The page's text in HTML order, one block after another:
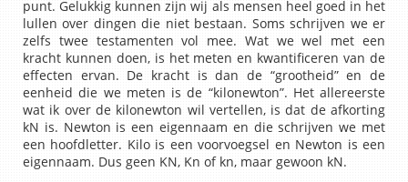
punt. Gelukkig kunnen zijn wij als mensen heel goed in het
lullen over dingen die niet bestaan. Soms schrijven we er
zelfs twee testamenten vol mee. Wat we wel met een
kracht kunnen doen, is het meten en kwantificeren van de
effecten ervan. De kracht is dan de “grootheid” en de
eenheid die we meten is de “kilonewton”. Het allereerste
wat ik over de kilonewton wil vertellen, is dat de afkorting
kN is. Newton is een eigennaam en die schrijven we met
een hoofdletter. Kilo is een voorvoegsel en Newton is een
eigennaam. Dus geen KN, Kn of kn, maar gewoon kN.